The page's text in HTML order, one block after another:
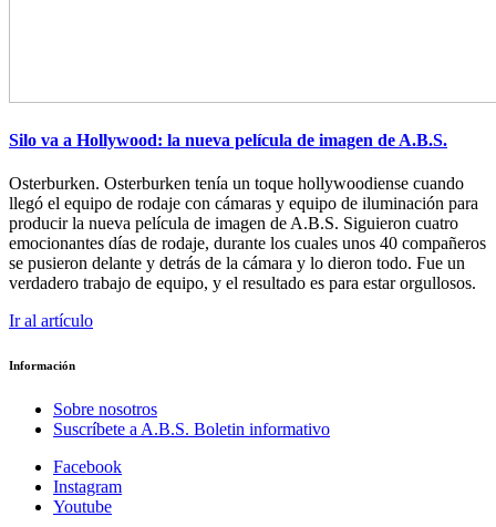
Silo va a Hollywood: la nueva película de imagen de A.B.S.
Osterburken. Osterburken tenía un toque hollywoodiense cuando
llegó el equipo de rodaje con cámaras y equipo de iluminación para
producir la nueva película de imagen de A.B.S. Siguieron cuatro
emocionantes días de rodaje, durante los cuales unos 40 compañeros
se pusieron delante y detrás de la cámara y lo dieron todo. Fue un
verdadero trabajo de equipo, y el resultado es para estar orgullosos.
Ir al artículo
Información
Sobre nosotros
Suscríbete a A.B.S. Boletin informativo
Facebook
Instagram
Youtube